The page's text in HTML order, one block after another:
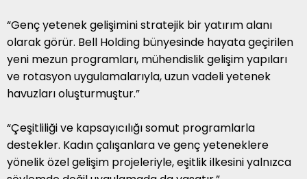
“Genç yetenek gelişimini stratejik bir yatırım alanı
olarak görür. Bell Holding bünyesinde hayata geçirilen
yeni mezun programları, mühendislik gelişim yapıları
ve rotasyon uygulamalarıyla, uzun vadeli yetenek
havuzları oluşturmuştur.”
“Çeşitliliği ve kapsayıcılığı somut programlarla
destekler. Kadın çalışanlara ve genç yeteneklere
yönelik özel gelişim projeleriyle, eşitlik ilkesini yalnızca